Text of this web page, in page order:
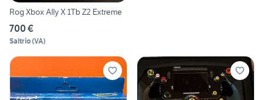
Rog Xbox Ally X 1Tb Z2 Extreme
700 €
Saltrio(VA)